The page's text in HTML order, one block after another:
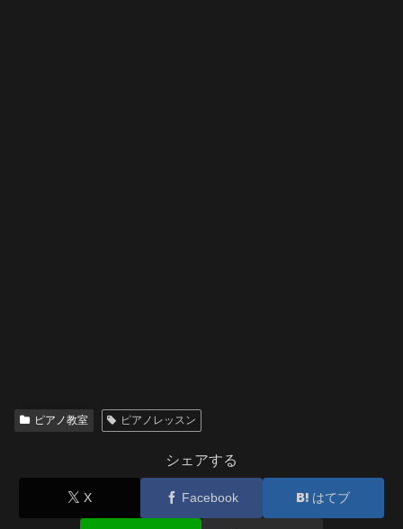
ピアノ教室 ピアノレッスン
シェアする
X Facebook はてブ